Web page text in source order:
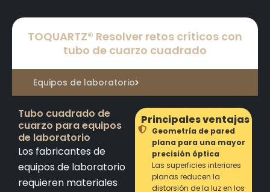
TOQUARTZ® Resolver retos críticos con
tubo de cuarzo cuadrado
Equipos de laboratorio
Tubo cuadrado de
cuarzo para equipos
de laboratorio
Los fabricantes de
equipos de laboratorio
requieren materiales
Principales ventajas
Geometría de pared
plana para una mayor
precisión óptica
Las superficies interiores
planas reducen la
distorsión de la luz en los